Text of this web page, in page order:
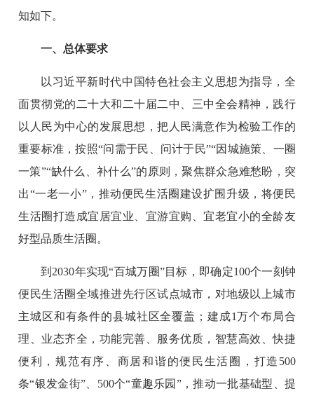
知如下。
一、总体要求
以习近平新时代中国特色社会主义思想为指导，全
面贯彻党的二十大和二十届二中、三中全会精神，践行
以人民为中心的发展思想，把人民满意作为检验工作的
重要标准，按照“问需于民、问计于民”“因城施策、一圈
一策”“缺什么、补什么”的原则，聚焦群众急难愁盼，突
出“一老一小”，推动便民生活圈建设扩围升级，将便民
生活圈打造成宜居宜业、宜游宜购、宜老宜小的全龄友
好型品质生活圈。
到2030年实现“百城万圈”目标，即确定100个一刻钟
便民生活圈全域推进先行区试点城市，对地级以上城市
主城区和有条件的县城社区全覆盖；建成1万个布局合
理、业态齐全，功能完善、服务优质，智慧高效、快捷
便利，规范有序、商居和谐的便民生活圈，打造500
条“银发金街”、500个“童趣乐园”，推动一批基础型、提